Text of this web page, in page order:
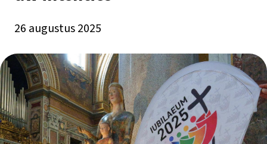
26 augustus 2025